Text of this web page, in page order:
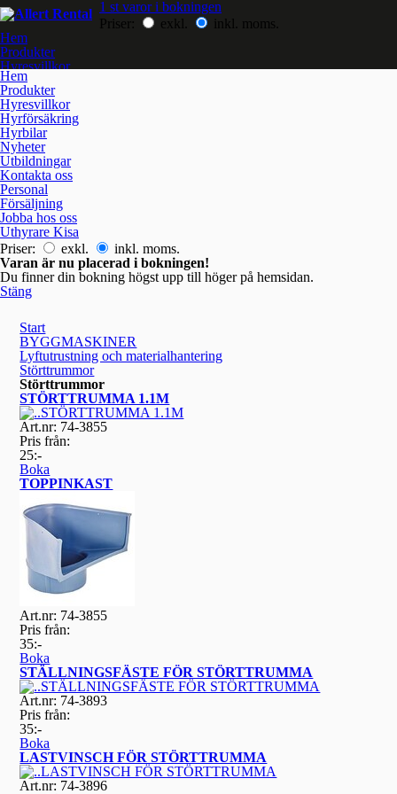
Hem
Produkter
Hyresvillkor
Hyrförsäkring
Hyrbilar
Nyheter
Utbildningar
Kontakta oss
Personal
Försäljning
Jobba hos oss
Uthyrare Kisa
Priser:
exkl. inkl. moms.
1 st varor i bokningen
Priser:
exkl.
inkl. moms.
Hem
Produkter
Hyresvillkor
Hyrförsäkring
Hyrbilar
Nyheter
Utbildningar
Kontakta oss
Jobba hos oss
Varan är nu placerad i bokningen!
Du finner din bokning högst upp till höger på hemsidan.
Stäng
Start
BYGGMASKINER
Lyftutrustning och materialhantering
Störttrummor
Störttrummor
STÖRTTRUMMA 1.1M
Art.nr: 74-3855
Pris från:
25:-
Boka
TOPPINKAST
Art.nr: 74-3855
Pris från:
35:-
Boka
STÄLLNINGSFÄSTE FÖR STÖRTTRUMMA
Art.nr: 74-3893
Pris från:
35:-
Boka
LASTVINSCH FÖR STÖRTTRUMMA
Art.nr: 74-3896